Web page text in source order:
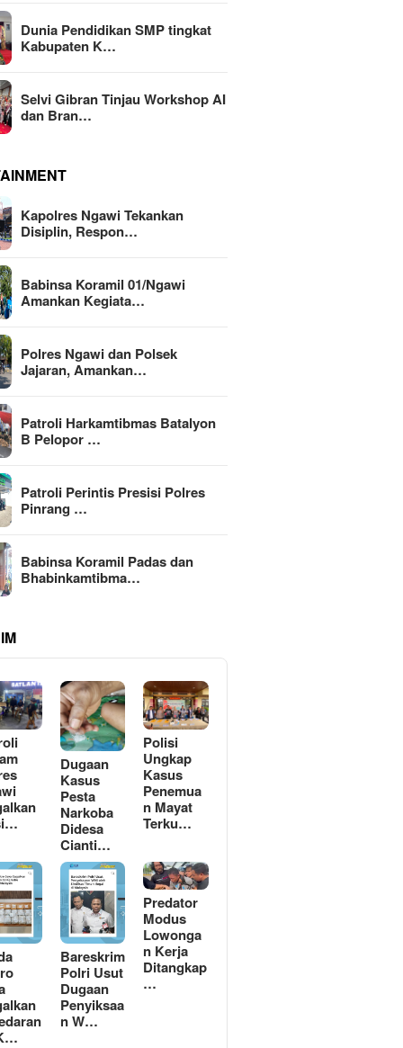
Dunia Pendidikan SMP tingkat
Kabupaten K…
Selvi Gibran Tinjau Workshop AI
dan Bran…
Kapolres Ngawi Tekankan
Disiplin, Respon…
Babinsa Koramil 01/Ngawi
Amankan Kegiata…
Polres Ngawi dan Polsek
Jajaran, Amankan…
Patroli Harkamtibmas Batalyon
B Pelopor …
Patroli Perintis Presisi Polres
Pinrang …
Babinsa Koramil Padas dan
Bhabinkamtibma…
Dugaan
Kasus
Pesta
Narkoba
Didesa
Cianti…
Polisi
Ungkap
Kasus
Penemua
n Mayat
Terku…
Bareskrim
Polri Usut
Dugaan
Penyiksaa
n W…
Predator
Modus
Lowonga
n Kerja
Ditangkap
…